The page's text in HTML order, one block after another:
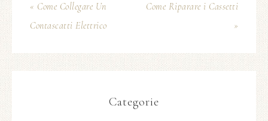
« Come Collegare Un
Contascatti Elettrico
Come Riparare i Cassetti
»
Categorie